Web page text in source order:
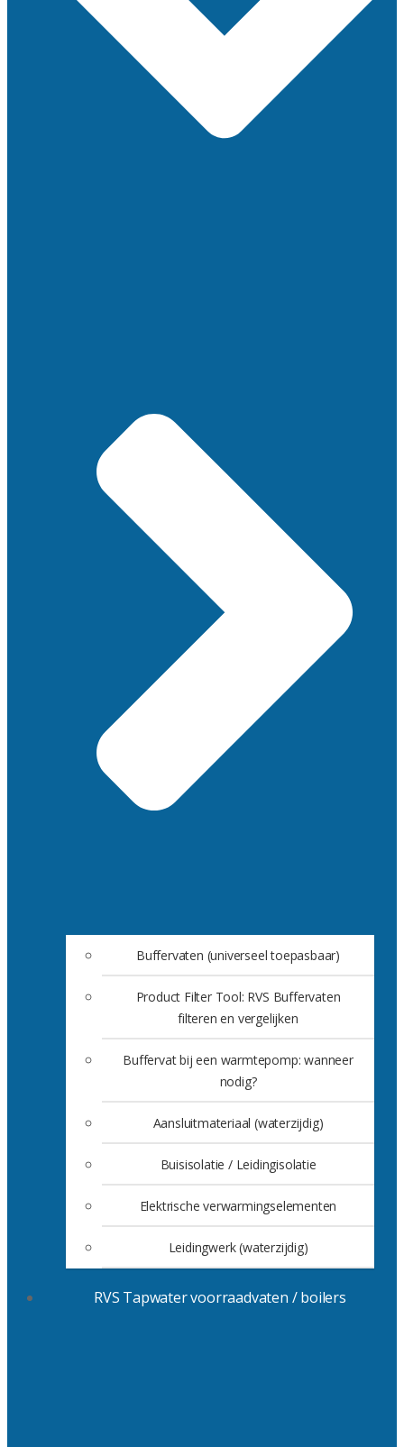
Buffervaten (universeel toepasbaar)
Product Filter Tool: RVS Buffervaten
filteren en vergelijken
Buffervat bij een warmtepomp: wanneer
nodig?
Aansluitmateriaal (waterzijdig)
Buisisolatie / Leidingisolatie
Elektrische verwarmingselementen
Leidingwerk (waterzijdig)
RVS Tapwater voorraadvaten / boilers